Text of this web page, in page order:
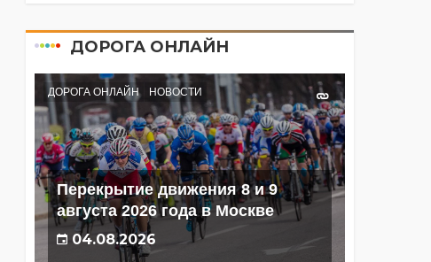
ДОРОГА ОНЛАЙН
ДОРОГА ОНЛАЙН НОВОСТИ
Перекрытие движения 8 и 9
августа 2026 года в Москве
04.08.2026